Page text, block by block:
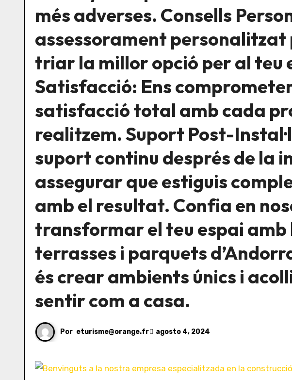
més adverses. Consells
assessorament
triar la millor opció per al teu
Satisfacció: Ens
satisfacció total amb cada
realitzem. Suport Post-
suport continu després de la
assegurar que estiguis
amb el resultat. Confia en
transformar el teu espai
terrasses i parquets
és crear ambients únics i
sentir com a casa.
Por eturisme@orange.fr agosto 4, 2024